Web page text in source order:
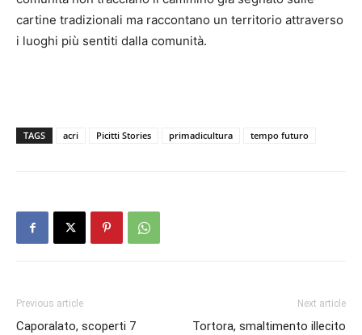
cartine tradizionali ma raccontano un territorio attraverso
i luoghi più sentiti dalla comunità.
TAGS acri Picitti Stories primadicultura tempo futuro
Previous article
Caporalato, scoperti 7
Next article
Tortora, smaltimento illecito